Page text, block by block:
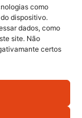
como
dispositivo.
dados, como
site. Não
certos